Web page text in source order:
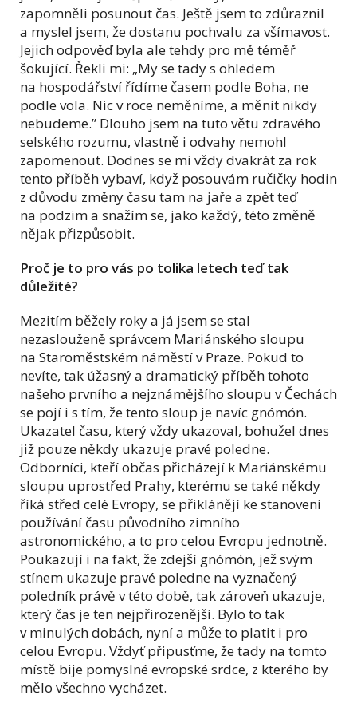
zapomněli posunout čas. Ještě jsem to zdůraznil
a myslel jsem, že dostanu pochvalu za všímavost.
Jejich odpověď byla ale tehdy pro mě téměř
šokující. Řekli mi: „My se tady s ohledem
na hospodářství řídíme časem podle Boha, ne
podle vola. Nic v roce neměníme, a měnit nikdy
nebudeme.” Dlouho jsem na tuto větu zdravého
selského rozumu, vlastně i odvahy nemohl
zapomenout. Dodnes se mi vždy dvakrát za rok
tento příběh vybaví, když posouvám ručičky hodin
z důvodu změny času tam na jaře a zpět teď
na podzim a snažím se, jako každý, této změně
nějak přizpůsobit.
Proč je to pro vás po tolika letech teď tak
důležité?
Mezitím běžely roky a já jsem se stal
nezaslouženě správcem Mariánského sloupu
na Staroměstském náměstí v Praze. Pokud to
nevíte, tak úžasný a dramatický příběh tohoto
našeho prvního a nejznámějšího sloupu v Čechách
se pojí i s tím, že tento sloup je navíc gnómón.
Ukazatel času, který vždy ukazoval, bohužel dnes
již pouze někdy ukazuje pravé poledne.
Odborníci, kteří občas přicházejí k Mariánskému
sloupu uprostřed Prahy, kterému se také někdy
říká střed celé Evropy, se přiklánějí ke stanovení
používání času původního zimního
astronomického, a to pro celou Evropu jednotně.
Poukazují i na fakt, že zdejší gnómón, jež svým
stínem ukazuje pravé poledne na vyznačený
poledník právě v této době, tak zároveň ukazuje,
který čas je ten nejpřirozenější. Bylo to tak
v minulých dobách, nyní a může to platit i pro
celou Evropu. Vždyť připusťme, že tady na tomto
místě bije pomyslné evropské srdce, z kterého by
mělo všechno vycházet.